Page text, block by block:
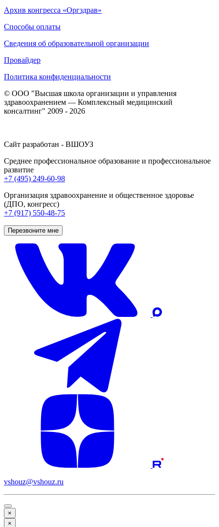
Архив конгресса «Оргздрав»
Способы оплаты
Сведения об образовательной организации
Провайдер
Политика конфиденциальности
© ООО "Высшая школа организации и управления
здравоохранением — Комплексный медицинский
консалтинг" 2009 - 2026
Сайт разработан - ВШОУЗ
Среднее профессиональное образование и профессиональное
развитие
+7 (495) 249-60-98
Организация здравоохранение и общественное здоровье
(ДПО, конгресс)
+7 (917) 550-48-75
Перезвоните мне
vshouz@vshouz.ru
×
×